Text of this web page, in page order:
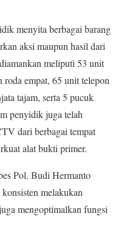
menyita berbagai barang
aksi maupun hasil dari
meliputi 53 unit
roda empat, 65 unit telepon
tajam, serta 5 pucuk
penyidik juga telah
dari berbagai tempat
alat bukti primer.
Pol. Budi Hermanto
melakukan
mengoptimalkan fungsi